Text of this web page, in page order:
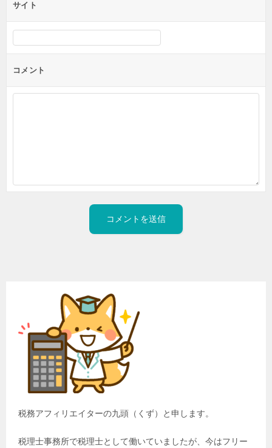
サイト
コメント
税務アフィリエイターの九頭（くず）と申します。
税理士事務所で税理士として働いていましたが、今はフリー